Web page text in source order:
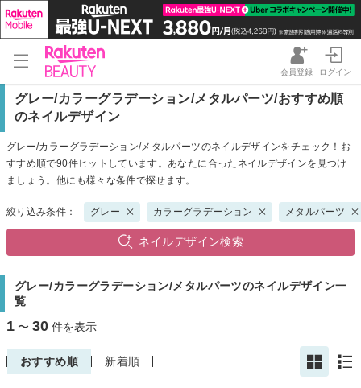
会員登録 ログイン
グレー/カラーグラデーション/メタルパーツ/おすすめ順
のネイルデザイン
グレー/カラーグラデーション/メタルパーツのネイルデザインをチェック！お
すすめ順で90件ヒットしています。あなたに合ったネイルデザインを見つけ
ましょう。他にも様々な条件で探せます。
絞り込み条件： グレー カラーグラデーション メタルパーツ
ネイルデザイン検索
グレー/カラーグラデーション/メタルパーツのネイルデザイン一
覧
1 〜 30 件を表示
おすすめ順 新着順